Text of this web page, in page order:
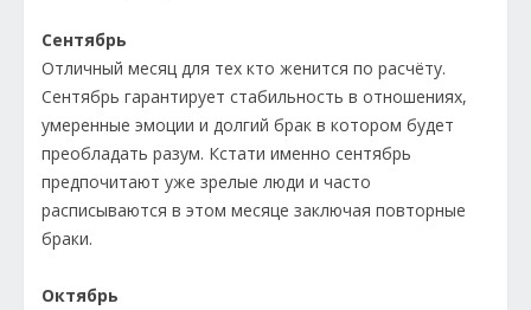
Сентябрь
Отличный месяц для тех кто женится по расчёту.
Сентябрь гарантирует стабильность в отношениях,
умеренные эмоции и долгий брак в котором будет
преобладать разум. Кстати именно сентябрь
предпочитают уже зрелые люди и часто
расписываются в этом месяце заключая повторные
браки.
Октябрь